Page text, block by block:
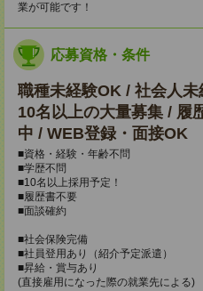
業が可能です！
応募資格・条件
職種未経験OK / 社会人
10名以上の大量募集 / 履
中 / WEB登録・面接OK
■資格・経験・年齢不問
■学歴不問
■10名以上採用予定！
■履歴書不要
■面談確約
■社会保険完備
■社員登用あり（紹介予定派遣）
■昇給・賞与あり
(直接雇用になった際の就業先による)